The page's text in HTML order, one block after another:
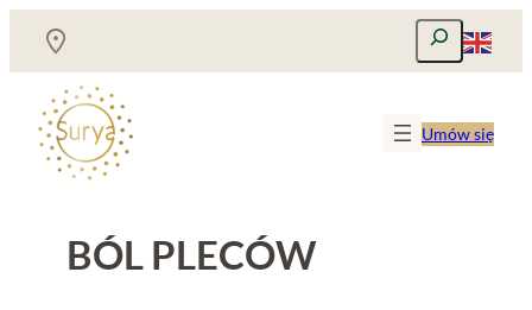
treści
Szukaj
Umów się
BÓL PLECÓW